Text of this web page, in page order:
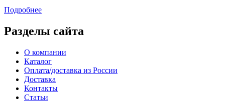
Подробнее
Разделы сайта
О компании
Каталог
Оплата/доставка из России
Доставка
Контакты
Статьи